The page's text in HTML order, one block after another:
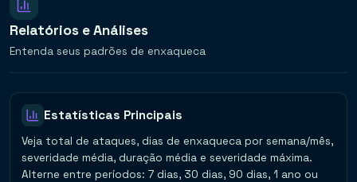
Relatórios e Análises
Entenda seus padrões de enxaqueca
Estatísticas Principais
Veja total de ataques, dias de enxaqueca por semana/mês,
severidade média, duração média e severidade máxima.
Alterne entre períodos: 7 dias, 30 dias, 90 dias, 1 ano ou